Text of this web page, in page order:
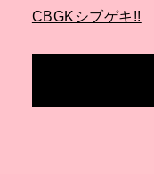
CBGKシブゲキ!!